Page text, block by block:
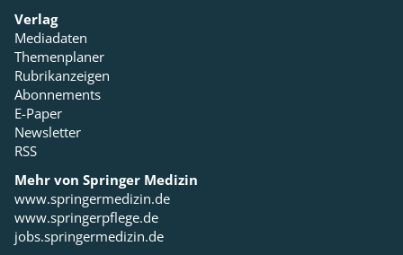
Verlag
Mediadaten
Themenplaner
Rubrikanzeigen
Abonnements
E-Paper
Newsletter
RSS
Mehr von Springer Medizin
www.springermedizin.de
www.springerpflege.de
jobs.springermedizin.de